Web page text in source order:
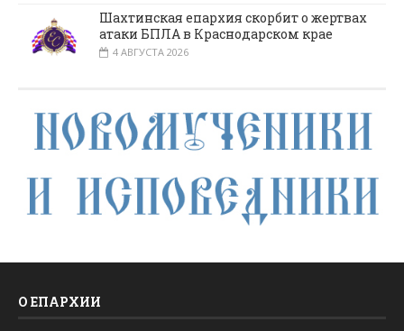
Шахтинская епархия скорбит о жертвах
атаки БПЛА в Краснодарском крае
4 АВГУСТА 2026
О ЕПАРХИИ